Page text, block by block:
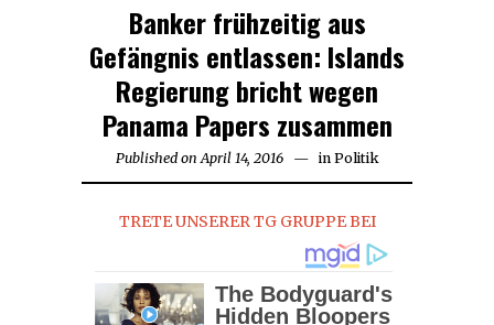
Banker frühzeitig aus
Gefängnis entlassen: Islands
Regierung bricht wegen
Panama Papers zusammen
Published on April 14, 2016April in Politik
TRETE UNSERER TG GRUPPE BEI